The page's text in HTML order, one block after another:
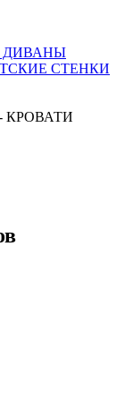
ДИВАНЫ
СТЕНКИ
КРОВАТИ